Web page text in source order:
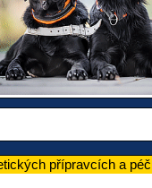
přípravcích a